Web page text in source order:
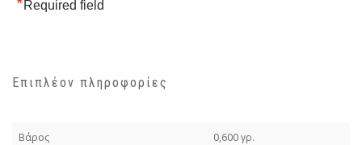
Required field
Επιπλέον πληροφορίες
Βάρος 0,600 γρ.